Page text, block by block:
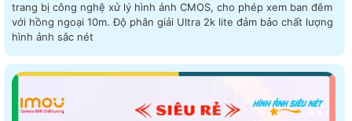
trang bị công nghệ xử lý hình ảnh CMOS, cho phép xem ban đêm
với hồng ngoại 10m. Độ phân giải Ultra 2k lite đảm bảo chất lượng
hình ảnh sắc nét